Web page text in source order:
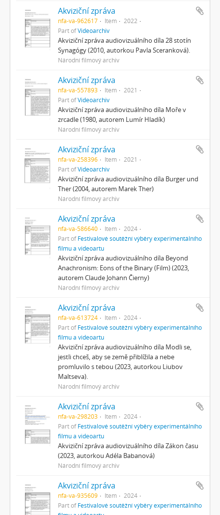
Akviziční zpráva
nfa-va-962617 Item
2022
Part ofVideoarchiv
Akviziční zpráva audiovizuálního díla 28 stotín
Synagógy (2010, autorkou Pavla Sceranková).
Národní filmový archiv
Akviziční zpráva
nfa-va-557893 Item
2021
Part ofVideoarchiv
Akviziční zpráva audiovizuálního díla Moře v
zrcadle (1980, autorem Lumír Hladík)
Národní filmový archiv
Akviziční zpráva
nfa-va-258396 Item
2021
Part ofVideoarchiv
Akviziční zpráva audiovizuálního díla Burger und
Ther (2004, autorem Marek Ther)
Národní filmový archiv
Akviziční zpráva
nfa-va-586640 Item
2024
Part ofFestivalové soutěžní výběry experimentálního
filmu a videoartu
Akviziční zpráva audiovizuálního díla Beyond
Anachronism: Eons of the Binary (Film) (2023,
autorem Claude Johann Čierny)
Národní filmový archiv
Akviziční zpráva
nfa-va-613724 Item
2024
Part ofFestivalové soutěžní výběry experimentálního
filmu a videoartu
Akviziční zpráva audiovizuálního díla Modli se,
jestli chceš, aby se země přiblížila a nebe
promluvilo s tebou (2023, autorkou Liubov
Maltseva).
Národní filmový archiv
Akviziční zpráva
nfa-va-298203 Item
2024
Part ofFestivalové soutěžní výběry experimentálního
filmu a videoartu
Akviziční zpráva audiovizuálního díla Zákon času
(2023, autorkou Adéla Babanová)
Národní filmový archiv
Akviziční zpráva
nfa-va-935609 Item
2024
Part ofFestivalové soutěžní výběry experimentálního